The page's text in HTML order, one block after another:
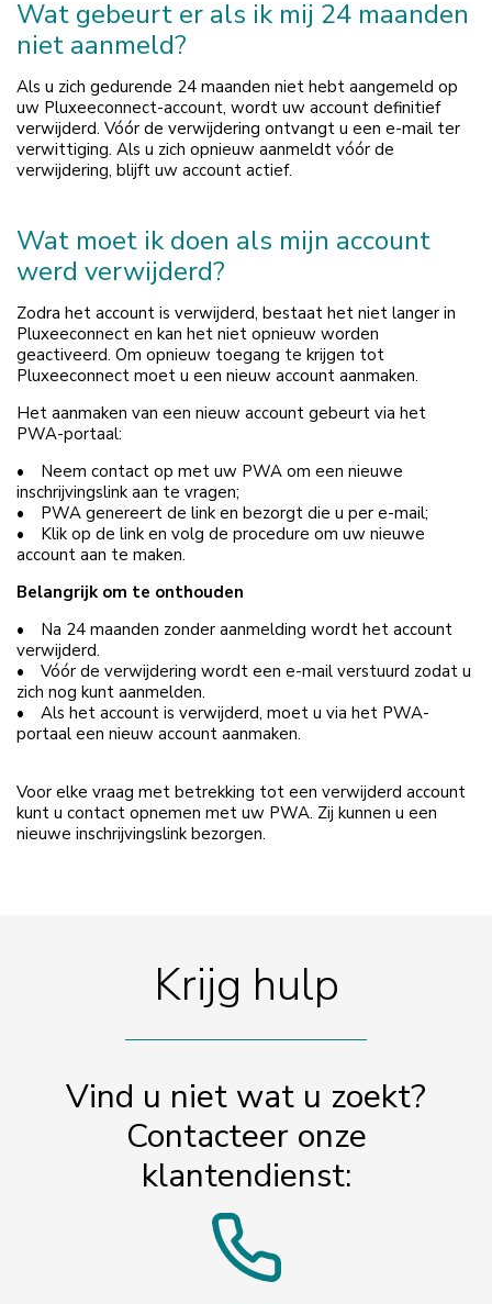
Wat gebeurt er als ik mij 24 maanden
niet aanmeld?
Als u zich gedurende 24 maanden niet hebt aangemeld op
uw Pluxeeconnect-account, wordt uw account definitief
verwijderd. Vóór de verwijdering ontvangt u een e-mail ter
verwittiging. Als u zich opnieuw aanmeldt vóór de
verwijdering, blijft uw account actief.
Wat moet ik doen als mijn account
werd verwijderd?
Zodra het account is verwijderd, bestaat het niet langer in
Pluxeeconnect en kan het niet opnieuw worden
geactiveerd. Om opnieuw toegang te krijgen tot
Pluxeeconnect moet u een nieuw account aanmaken.
Het aanmaken van een nieuw account gebeurt via het
PWA-portaal:
• Neem contact op met uw PWA om een nieuwe
inschrijvingslink aan te vragen;
• PWA genereert de link en bezorgt die u per e-mail;
• Klik op de link en volg de procedure om uw nieuwe
account aan te maken.
Belangrijk om te onthouden
• Na 24 maanden zonder aanmelding wordt het account
verwijderd.
• Vóór de verwijdering wordt een e-mail verstuurd zodat u
zich nog kunt aanmelden.
• Als het account is verwijderd, moet u via het PWA-
portaal een nieuw account aanmaken.
Voor elke vraag met betrekking tot een verwijderd account
kunt u contact opnemen met uw PWA. Zij kunnen u een
nieuwe inschrijvingslink bezorgen.
Krijg hulp
Vind u niet wat u zoekt?
Contacteer onze
klantendienst: